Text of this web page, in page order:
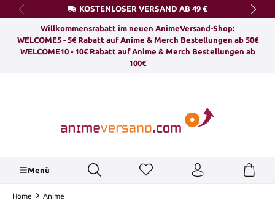
springen KOSTENLOSER VERSAND AB 49 €
Willkommensrabatt im neuen AnimeVersand-Shop:
WELCOME5 - 5€ Rabatt auf Anime & Merch Bestellungen ab 50€
WELCOME10 - 10€ Rabatt auf Anime & Merch Bestellungen ab
100€
Menü
Home Anime